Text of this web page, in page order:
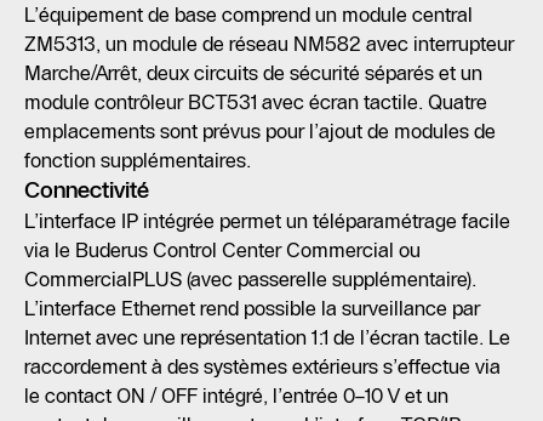
L’équipement de base comprend un module central
ZM5313, un module de réseau NM582 avec interrupteur
Marche/Arrêt, deux circuits de sécurité séparés et un
module contrôleur BCT531 avec écran tactile. Quatre
emplacements sont prévus pour l’ajout de modules de
fonction supplémentaires.
Connectivité
L’interface IP intégrée permet un téléparamétrage facile
via le Buderus Control Center Commercial ou
CommercialPLUS (avec passerelle supplémentaire).
L’interface Ethernet rend possible la surveillance par
Internet avec une représentation 1:1 de l’écran tactile. Le
raccordement à des systèmes extérieurs s’effectue via
le contact ON / OFF intégré, l’entrée 0–10 V et un